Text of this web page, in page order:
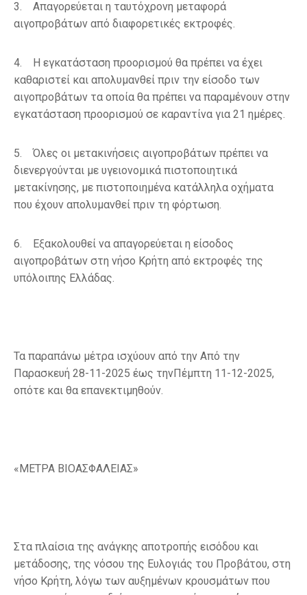
3. Απαγορεύεται η ταυτόχρονη μεταφορά
αιγοπροβάτων από διαφορετικές εκτροφές.
4. Η εγκατάσταση προορισμού θα πρέπει να έχει
καθαριστεί και απολυμανθεί πριν την είσοδο των
αιγοπροβάτων τα οποία θα πρέπει να παραμένουν στην
εγκατάσταση προορισμού σε καραντίνα για 21 ημέρες.
5. Όλες οι μετακινήσεις αιγοπροβάτων πρέπει να
διενεργούνται με υγειονομικά πιστοποιητικά
μετακίνησης, με πιστοποιημένα κατάλληλα οχήματα
που έχουν απολυμανθεί πριν τη φόρτωση.
6. Εξακολουθεί να απαγορεύεται η είσοδος
αιγοπροβάτων στη νήσο Κρήτη από εκτροφές της
υπόλοιπης Ελλάδας.
Τα παραπάνω μέτρα ισχύουν από την Από την
Παρασκευή 28-11-2025 έως τηνΠέμπτη 11-12-2025,
οπότε και θα επανεκτιμηθούν.
«ΜΕΤΡΑ ΒΙΟΑΣΦΑΛΕΙΑΣ»
Στα πλαίσια της ανάγκης αποτροπής εισόδου και
μετάδοσης, της νόσου της Ευλογιάς του Προβάτου, στη
νήσο Κρήτη, λόγω των αυξημένων κρουσμάτων που